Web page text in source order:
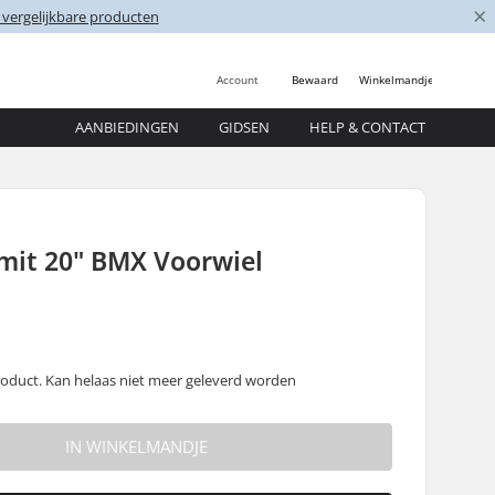
vergelijkbare producten ×
Winkelmandje
Bewaard
Account
AANBIEDINGEN GIDSEN HELP & CONTACT
20" BMX Voorwiel
Kan helaas niet meer geleverd worden
IN WINKELMANDJE